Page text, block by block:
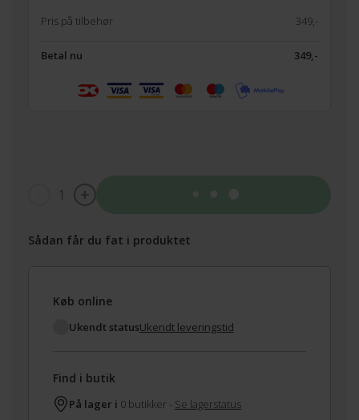
Pris på tilbehør 349,-
Betal nu 349,-
1
Sådan får du fat i produktet
Køb online
Ukendt statusUkendt leveringstid
Find i butik
På lager i 0 butikker - Se lagerstatus